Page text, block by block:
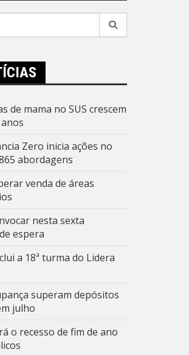
de mama no SUS crescem
Zero inicia ações no
abordagens
venda de áreas
nesta sexta
espera
a 18ª turma do Lidera
superam depósitos
julho
o recesso de fim de ano